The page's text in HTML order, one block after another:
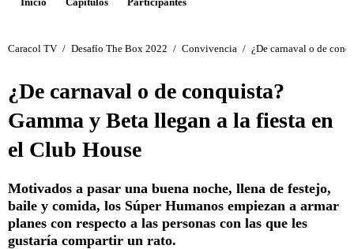
Caracol TV / Desafío The Box 2022 / Convivencia / ¿De carnaval o de
¿De carnaval o de conquista?
Gamma y Beta llegan a la fiesta en
el Club House
Motivados a pasar una buena noche, llena de festejo,
baile y comida, los Súper Humanos empiezan a armar
planes con respecto a las personas con las que les
gustaría compartir un rato.